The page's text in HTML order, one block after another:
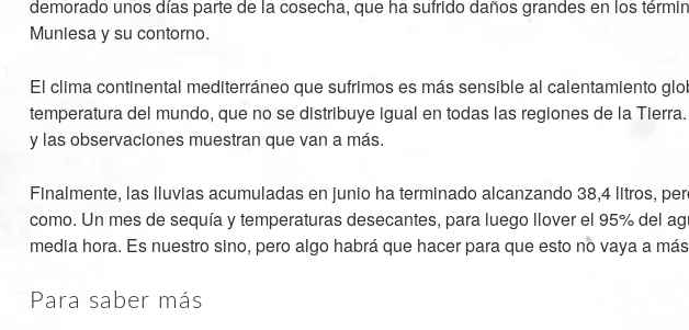
demorado unos días parte de la cosecha, que ha sufrido daños grandes en los
Muniesa y su contorno.
El clima continental mediterráneo que sufrimos es más sensible al calentamiento
temperatura del mundo, que no se distribuye igual en todas las regiones de la
y las observaciones muestran que van a más.
Finalmente, las lluvias acumuladas en junio ha terminado alcanzando 38,4 litros,
como. Un mes de sequía y temperaturas desecantes, para luego llover el 95% del
media hora. Es nuestro sino, pero algo habrá que hacer para que esto no vaya a
Para saber más